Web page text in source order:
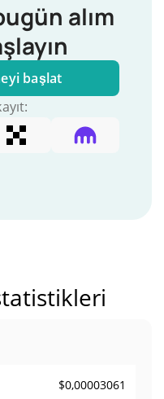
alım
başlat
$0,00003061